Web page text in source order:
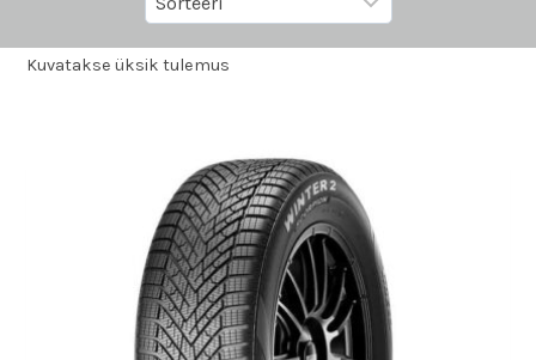
Kuvatakse üksik tulemus